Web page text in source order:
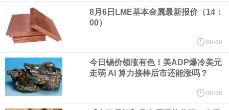
芝加哥期权交易所全球市场公司（CBOE GLOBAL MARKETS
INC）：CBOE 欧洲清算所将于 8 月 24 日起，将证券融资交易清算
业务拓展至固定收益品类。
周四，亚洲科技股下跌，跟随隔夜交易中回调的美国同行，凸显了
8月6日LME基本金属最新报价（14：
00）
08-06
今日锡价领涨有色！美ADP爆冷美元
走弱 AI 算力接棒后市还能涨吗？
08-06